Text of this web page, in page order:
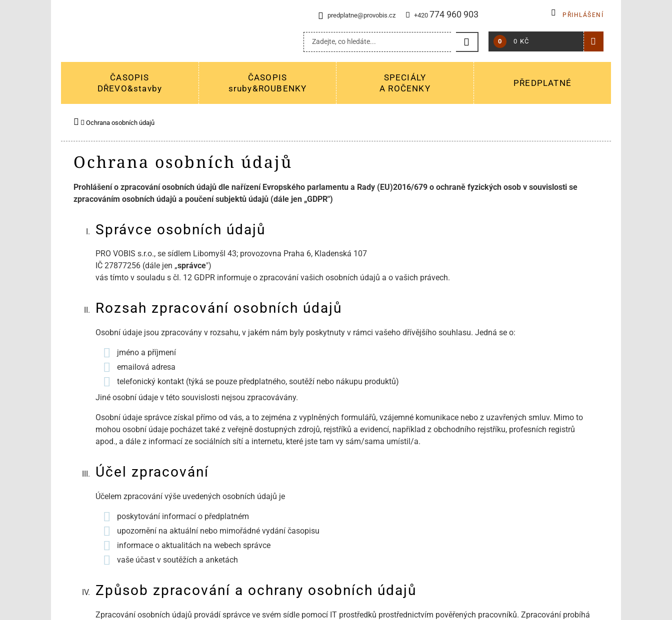
predplatne@provobis.cz +420 774 960 903 PŘIHLÁŠENÍ
0 0 KČ
ČASOPIS
DŘEVO&stavby
ČASOPIS
sruby&ROUBENKY
SPECIÁLY
A ROČENKY
PŘEDPLATNÉ
Ochrana osobních údajů
Ochrana osobních údajů
Prohlášení o zpracování osobních údajů dle nařízení Evropského parlamentu a Rady (EU)2016/679 o ochraně fyzických osob v souvislosti se
zpracováním osobních údajů a poučení subjektů údajů (dále jen „GDPR")
Správce osobních údajů
PRO VOBIS s.r.o., se sídlem Libomyšl 43; provozovna Praha 6, Kladenská 107
IČ 27877256 (dále jen „správce")
vás tímto v souladu s čl. 12 GDPR informuje o zpracování vašich osobních údajů a o vašich právech.
Rozsah zpracování osobních údajů
Osobní údaje jsou zpracovány v rozsahu, v jakém nám byly poskytnuty v rámci vašeho dřívějšího souhlasu. Jedná se o:
jméno a příjmení
emailová adresa
telefonický kontakt (týká se pouze předplatného, soutěží nebo nákupu produktů)
Jiné osobní údaje v této souvislosti nejsou zpracovávány.
Osobní údaje správce získal přímo od vás, a to zejména z vyplněných formulářů, vzájemné komunikace nebo z uzavřených smluv. Mimo to
mohou osobní údaje pocházet také z veřejně dostupných zdrojů, rejstříků a evidencí, například z obchodního rejstříku, profesních registrů
apod., a dále z informací ze sociálních sítí a internetu, které jste tam vy sám/sama umístil/a.
Účel zpracování
Účelem zpracování výše uvedených osobních údajů je
poskytování informací o předplatném
upozornění na aktuální nebo mimořádné vydání časopisu
informace o aktualitách na webech správce
vaše účast v soutěžích a anketách
Způsob zpracování a ochrany osobních údajů
Zpracování osobních údajů provádí správce ve svém sídle pomocí IT prostředků prostřednictvím pověřených pracovníků. Zpracování probíhá